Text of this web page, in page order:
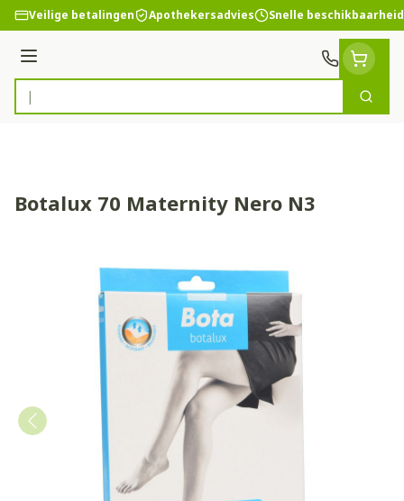
Ga naar de inhoud
Veilige betalingen Apothekersadvies Snelle beschikbaarheid
Menu
Product, merk, categorie...
Zoek
Botalux 70 Maternity Nero N3